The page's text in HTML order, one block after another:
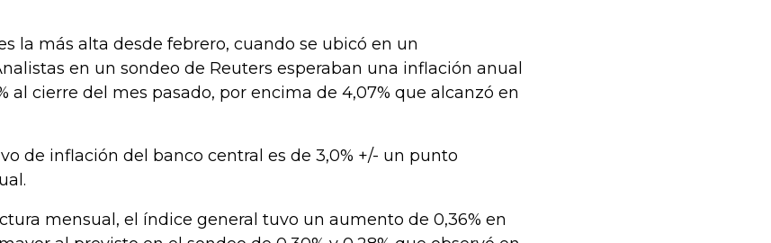
la más alta desde febrero, cuando se ubicó en un
en un sondeo de Reuters esperaban una inflación anual
al cierre del mes pasado, por encima de 4,07% que alcanzó en
de inflación del banco central es de 3,0% +/- un punto
mensual, el índice general tuvo un aumento de 0,36% en